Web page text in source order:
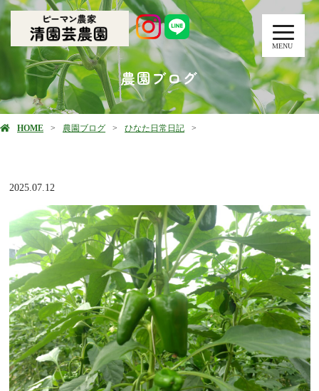
MENU
農園ブログ
HOME 農園ブログ ひなた日常日記
2025.07.12